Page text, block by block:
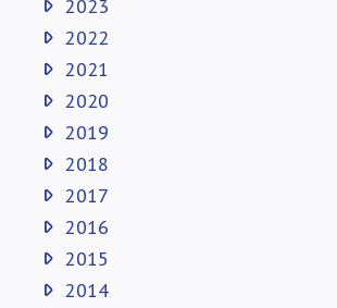
2023
2022
2021
2020
2019
2018
2017
2016
2015
2014